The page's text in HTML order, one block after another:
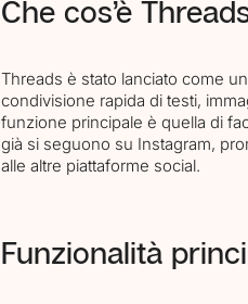
Che cos’è
Threads è stato lanciato come
condivisione rapida di testi,
funzione principale è quella di
già si seguono su Instagram,
alle altre piattaforme social.
Funzionalità